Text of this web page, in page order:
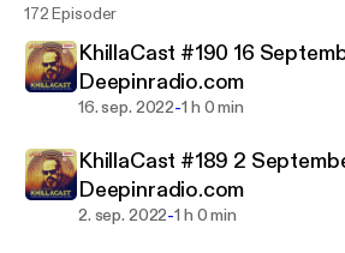
@gentsndandysrecords
@crooksnvillainsrecords
KhillaCast on Deepinradio.com
Every 1st and 3rd Fri 10-11PM CET
172 Episoder
KhillaCast #190 16
Deepinradio.com
16. sep. 2022-1 h 0 min
KhillaCast #189 2
Deepinradio.com
2. sep. 2022-1 h 0 min